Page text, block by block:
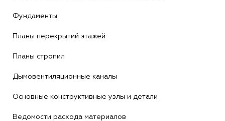
Фундаменты
Планы перекрытий этажей
Планы стропил
Дымовентиляционные каналы
Основные конструктивные узлы и детали
Ведомости расхода материалов